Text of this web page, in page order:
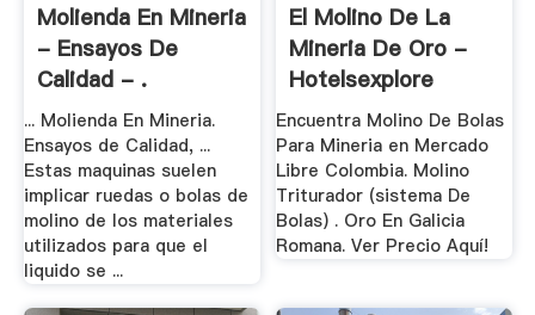
Molienda En Mineria
- Ensayos De
Calidad - .
... Molienda En Mineria.
Ensayos de Calidad, ...
Estas maquinas suelen
implicar ruedas o bolas de
molino de los materiales
utilizados para que el
liquido se ...
El Molino De La
Mineria De Oro -
Hotelsexplore
Encuentra Molino De Bolas
Para Mineria en Mercado
Libre Colombia. Molino
Triturador (sistema De
Bolas) . Oro En Galicia
Romana. Ver Precio Aquí!